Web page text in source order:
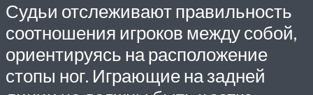
Судьи отслеживают правильность
соотношения игроков между собой,
ориентируясь на расположение
стопы ног. Играющие на задней